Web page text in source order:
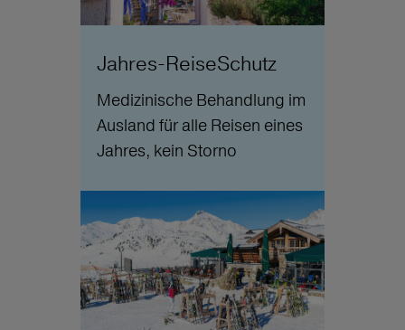
Jahres-ReiseSchutz
Medizinische Behandlung im
Ausland für alle Reisen eines
Jahres, kein Storno